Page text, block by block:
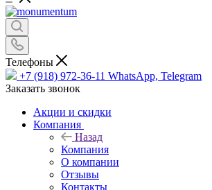
Телефоны
+7 (918) 972-36-11 WhatsApp, Telegram
Заказать звонок
Акции и скидки
Компания
Назад
Компания
О компании
Отзывы
Контакты